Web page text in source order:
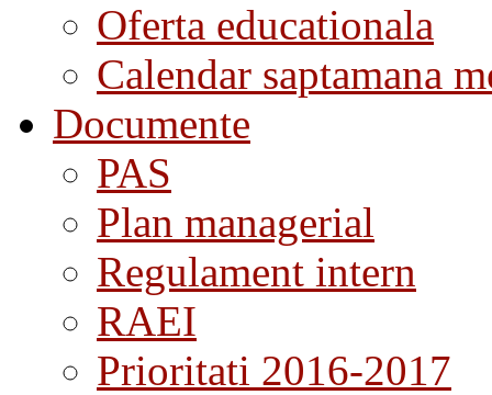
Oferta educationala
Calendar saptamana
Documente
PAS
Plan managerial
Regulament intern
RAEI
Prioritati 2016-2017